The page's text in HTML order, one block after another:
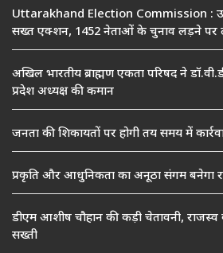
Uttarakhand Election Commission :
सख्त एक्शन, 1452 नेताओं के चुनाव लड़ने पर
अखिल भारतीय ब्राह्मण एकता परिषद ने
प्रदेश अध्यक्ष की कमान
जनता की शिकायतों पर होगी तय समय में
प्रकृति और आधुनिकता का अनूठा संगम बनेगा
डीएम आशीष चौहान की कड़ी चेतावनी, राजस्व
सख्ती